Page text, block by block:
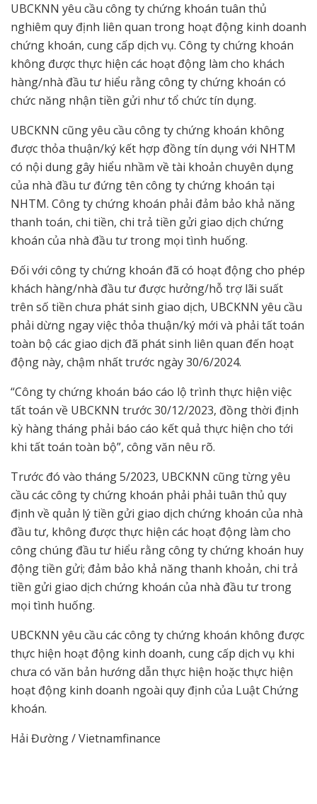
UBCKNN yêu cầu công ty chứng khoán tuân thủ
nghiêm quy định liên quan trong hoạt động kinh doanh
chứng khoán, cung cấp dịch vụ. Công ty chứng khoán
không được thực hiện các hoạt động làm cho khách
hàng/nhà đầu tư hiểu rằng công ty chứng khoán có
chức năng nhận tiền gửi như tổ chức tín dụng.
UBCKNN cũng yêu cầu công ty chứng khoán không
được thỏa thuận/ký kết hợp đồng tín dụng với NHTM
có nội dung gây hiểu nhầm về tài khoản chuyên dụng
của nhà đầu tư đứng tên công ty chứng khoán tại
NHTM. Công ty chứng khoán phải đảm bảo khả năng
thanh toán, chi tiền, chi trả tiền gửi giao dịch chứng
khoán của nhà đầu tư trong mọi tình huống.
Đối với công ty chứng khoán đã có hoạt động cho phép
khách hàng/nhà đầu tư được hưởng/hỗ trợ lãi suất
trên số tiền chưa phát sinh giao dịch, UBCKNN yêu cầu
phải dừng ngay việc thỏa thuận/ký mới và phải tất toán
toàn bộ các giao dịch đã phát sinh liên quan đến hoạt
động này, chậm nhất trước ngày 30/6/2024.
“Công ty chứng khoán báo cáo lộ trình thực hiện việc
tất toán về UBCKNN trước 30/12/2023, đồng thời định
kỳ hàng tháng phải báo cáo kết quả thực hiện cho tới
khi tất toán toàn bộ”, công văn nêu rõ.
Trước đó vào tháng 5/2023, UBCKNN cũng từng yêu
cầu các công ty chứng khoán phải phải tuân thủ quy
định về quản lý tiền gửi giao dịch chứng khoán của nhà
đầu tư, không được thực hiện các hoạt động làm cho
công chúng đầu tư hiểu rằng công ty chứng khoán huy
động tiền gửi; đảm bảo khả năng thanh khoản, chi trả
tiền gửi giao dịch chứng khoán của nhà đầu tư trong
mọi tình huống.
UBCKNN yêu cầu các công ty chứng khoán không được
thực hiện hoạt động kinh doanh, cung cấp dịch vụ khi
chưa có văn bản hướng dẫn thực hiện hoặc thực hiện
hoạt động kinh doanh ngoài quy định của Luật Chứng
khoán.
Hải Đường / Vietnamfinance